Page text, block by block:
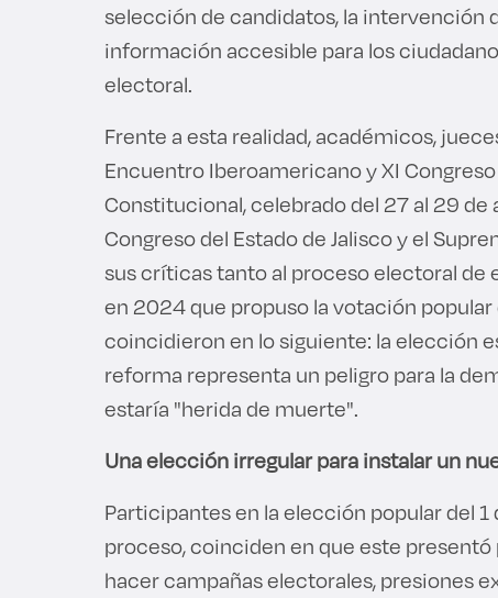
selección de candidatos, la intervención
información accesible para los
electoral.
Frente a esta realidad, académicos,
Encuentro Iberoamericano y XI
Constitucional, celebrado del 27 al 29 de
Congreso del Estado de Jalisco y el
sus críticas tanto al proceso electoral de
en 2024 que propuso la votación
coincidieron en lo siguiente: la elección
reforma representa un peligro para la
estaría "herida de muerte".
Una elección irregular para instalar un
Participantes en la elección popular del
proceso, coinciden en que este
hacer campañas electorales, presiones